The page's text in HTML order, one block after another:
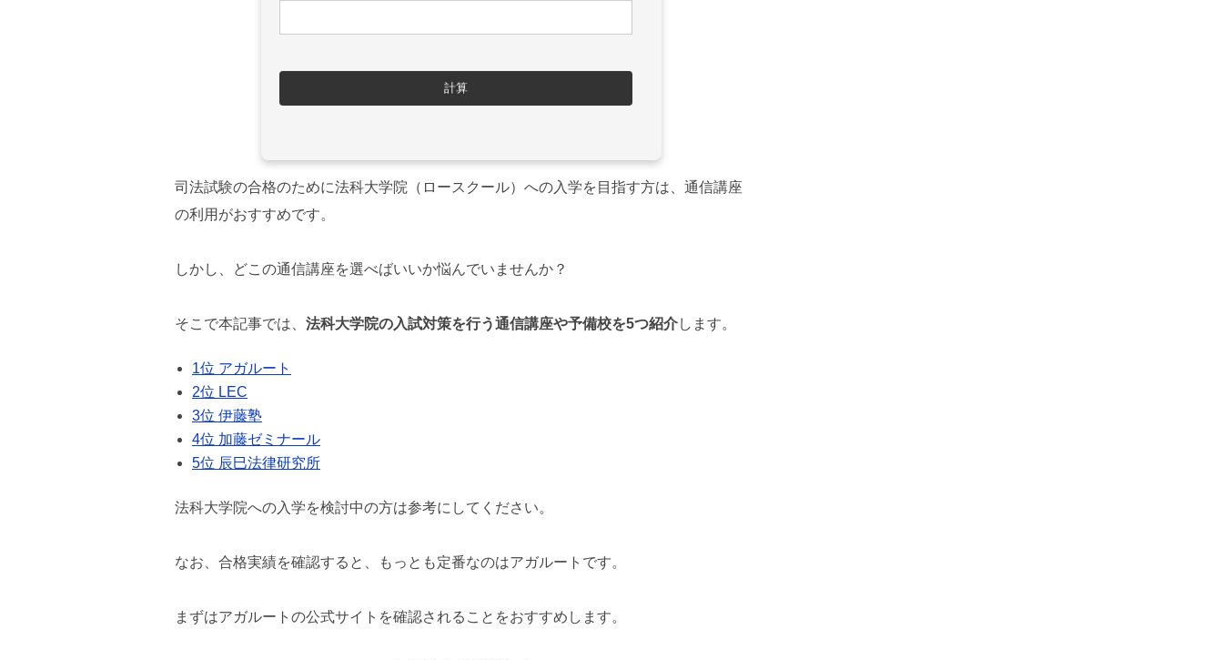
計算
司法試験の合格のために法科大学院（ロースクール）への入学を目指す方は、通信講座
の利用がおすすめです。
しかし、どこの通信講座を選べばいいか悩んでいませんか？
そこで本記事では、 法科大学院の入試対策を行う通信講座や予備校を5つ紹介します。
1位 アガルート
2位 LEC
3位 伊藤塾
4位 加藤ゼミナール
5位 辰巳法律研究所
法科大学院への入学を検討中の方は参考にしてください。
なお、合格実績を確認すると、もっとも定番なのはアガルートです。
まずはアガルートの公式サイトを確認されることをおすすめします。